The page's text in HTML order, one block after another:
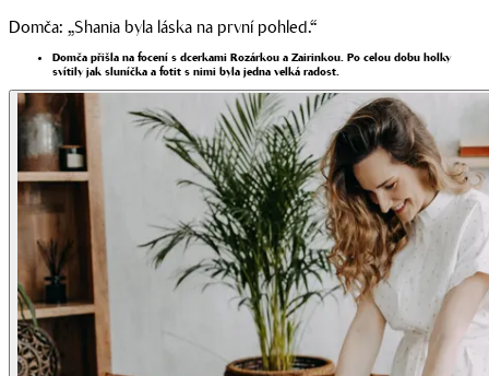
Domča: „Shania byla láska na první pohled.“
Domča přišla na focení s dcerkami Rozárkou a Zairinkou. Po celou dobu holky
svítily jak sluníčka a fotit s nimi byla jedna velká radost.